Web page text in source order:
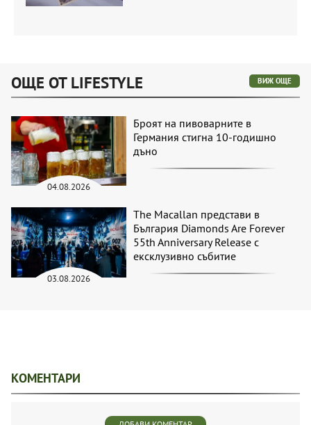
ОЩЕ ОТ LIFESTYLE ВИЖ ОЩЕ
04.08.2026
Броят на пивоварните в
Германия стигна 10-годишно
дъно
03.08.2026
The Macallan представи в
България Diamonds Are Forever
55th Anniversary Release с
ексклузивно събитие
КОМЕНТАРИ